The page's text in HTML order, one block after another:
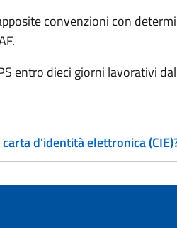
convenzioni con
entro dieci giorni lavorativi
d'identità elettronica